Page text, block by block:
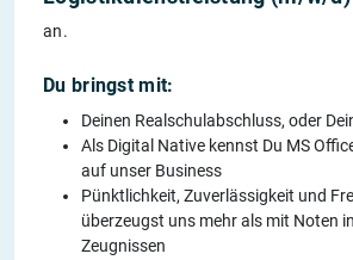
an.
Du bringst mit:
Deinen Realschulabschluss, oder
Als Digital Native kennst Du MS
auf unser Business
Pünktlichkeit, Zuverlässigkeit und
überzeugst uns mehr als mit Noten
Zeugnissen